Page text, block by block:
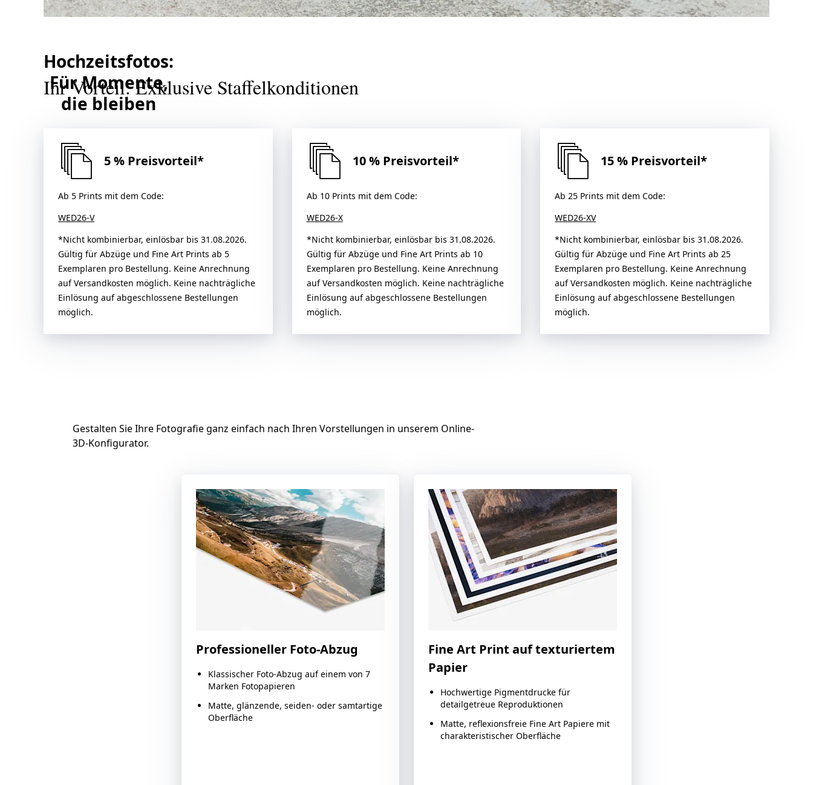
Hochzeitsfotos:
Für Momente,
die bleiben
Ihr Vorteil: Exklusive Staffelkonditionen
5 % Preisvorteil*
Ab 5 Prints mit dem Code:
WED26-V
*Nicht kombinierbar, einlösbar bis 31.08.2026.
Gültig für Abzüge und Fine Art Prints ab 5
Exemplaren pro Bestellung. Keine Anrechnung
auf Versandkosten möglich. Keine nachträgliche
Einlösung auf abgeschlossene Bestellungen
möglich.
10 % Preisvorteil*
Ab 10 Prints mit dem Code:
WED26-X
*Nicht kombinierbar, einlösbar bis 31.08.2026.
Gültig für Abzüge und Fine Art Prints ab 10
Exemplaren pro Bestellung. Keine Anrechnung
auf Versandkosten möglich. Keine nachträgliche
Einlösung auf abgeschlossene Bestellungen
möglich.
15 % Preisvorteil*
Ab 25 Prints mit dem Code:
WED26-XV
*Nicht kombinierbar, einlösbar bis 31.08.2026.
Gültig für Abzüge und Fine Art Prints ab 25
Exemplaren pro Bestellung. Keine Anrechnung
auf Versandkosten möglich. Keine nachträgliche
Einlösung auf abgeschlossene Bestellungen
möglich.
Gestalten Sie Ihre Fotografie ganz einfach nach Ihren Vorstellungen in unserem Online-
3D-Konfigurator.
Professioneller Foto-Abzug
Klassischer Foto-Abzug auf einem von 7
Marken Fotopapieren
Matte, glänzende, seiden- oder samtartige
Oberfläche
Fine Art Print auf texturiertem
Papier
Hochwertige Pigmentdrucke für
detailgetreue Reproduktionen
Matte, reflexionsfreie Fine Art Papiere mit
charakteristischer Oberfläche